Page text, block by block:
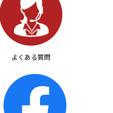
よくある質問